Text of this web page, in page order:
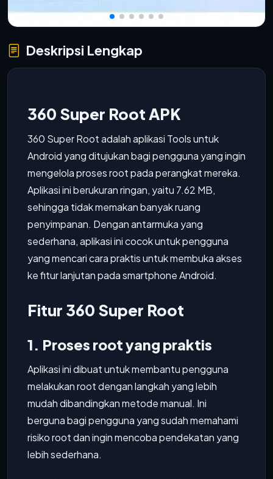
Deskripsi Lengkap
360 Super Root APK
360 Super Root adalah aplikasi Tools untuk
Android yang ditujukan bagi pengguna yang ingin
mengelola proses root pada perangkat mereka.
Aplikasi ini berukuran ringan, yaitu 7.62 MB,
sehingga tidak memakan banyak ruang
penyimpanan. Dengan antarmuka yang
sederhana, aplikasi ini cocok untuk pengguna
yang mencari cara praktis untuk membuka akses
ke fitur lanjutan pada smartphone Android.
Fitur 360 Super Root
1. Proses root yang praktis
Aplikasi ini dibuat untuk membantu pengguna
melakukan root dengan langkah yang lebih
mudah dibandingkan metode manual. Ini
berguna bagi pengguna yang sudah memahami
risiko root dan ingin mencoba pendekatan yang
lebih sederhana.